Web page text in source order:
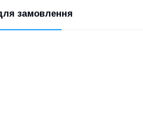
замовлення